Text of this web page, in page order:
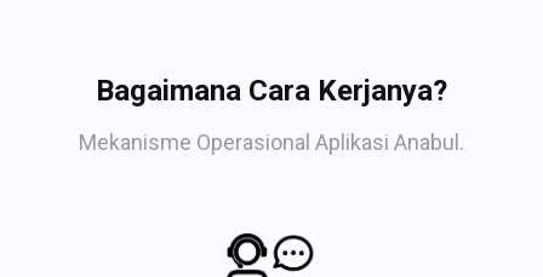
Bagaimana Cara Kerjanya?
Mekanisme Operasional Aplikasi Anabul.